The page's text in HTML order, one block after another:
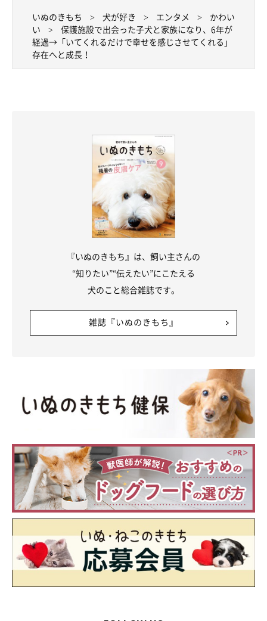
人に馴れたことが大きな成長です。最初の3年ほどは、私たち
が手を伸ばして届くか届かないかの距離にいて、なでられるのも
そんなに好きではなさそうでした。
そんなチョコと向き合い、私自身が犬への接し方を変えてみたり
と試行錯誤した結果、チョコは人を好きになってくれた
『なでて』と寄ってくることはなく、あまり甘えない性格です
が、私が疲れていたり泣いてるときには背中やおしりをくっつけ
いぬのきもち 犬が好き エンタメ
かわい
い
保護施設で出会った子犬と家族になり、6年が
経過→「いてくれるだけで幸せを感じさせてくれる」
存在へと成長！
『いぬのきもち』は、飼い主さんの
“知りたい”“伝えたい”にこたえる
犬のこと総合雑誌です。
雑誌『いぬのきもち』